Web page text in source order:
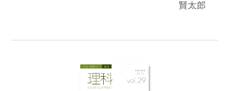
用原子物理も講義を受けているような時間
賢太郎